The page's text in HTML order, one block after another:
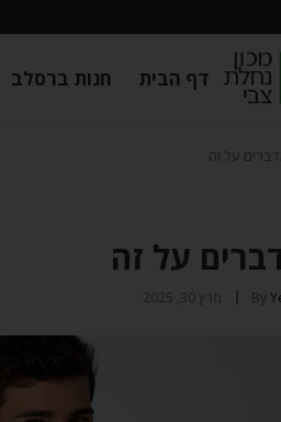
דף הבית חנות ברסלב
על זה
על זה
By מרץ 30, 2025